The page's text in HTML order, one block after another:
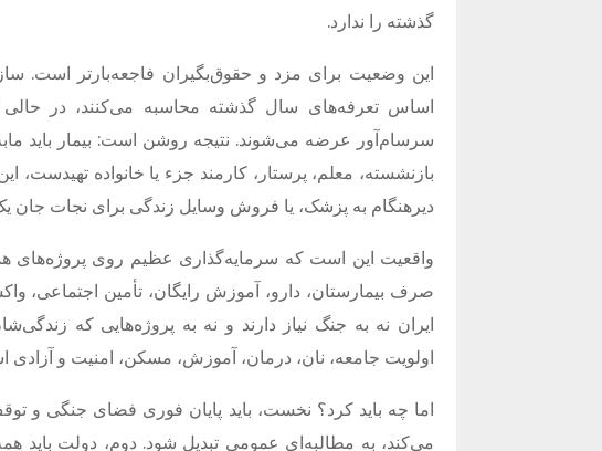
گذشته را ندارد.
این وضعیت برای مزد و حقوق‌بگیران فاجعه‌بارتر است.
اساس تعرفه‌های سال گذشته محاسبه می‌کنند، در
سرسام‌آور عرضه می‌شوند. نتیجه روشن است: بیمار باید
بازنشسته، معلم، پرستار، کارمند جزء یا خانواده
دیرهنگام به پزشک، یا فروش وسایل زندگی برای نجات جان
واقعیت این است که سرمایه‌گذاری عظیم روی پروژه‌های
صرف بیمارستان، دارو، آموزش رایگان، تأمین
ایران نه به جنگ نیاز دارند و نه به پروژه‌هایی که
اولویت جامعه، نان، درمان، آموزش، مسکن، امنیت و آزادی
اما چه باید کرد؟ نخست، باید پایان فوری فضای جنگی و
می‌کند، به مطالبه‌ای عمومی تبدیل شود. دوم، دولت باید